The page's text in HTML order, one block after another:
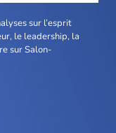
sur l’esprit
le leadership, la
sur Salon-